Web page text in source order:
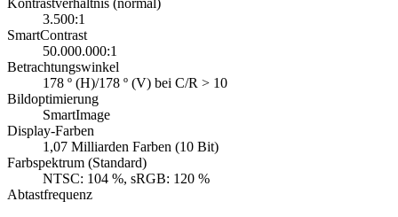
3.500:1
SmartContrast
50.000.000:1
Betrachtungswinkel
178 º (H)/178 º (V) bei C/R > 10
Bildoptimierung
SmartImage
Display-Farben
1,07 Milliarden Farben (10 Bit)
Farbspektrum (Standard)
NTSC: 104 %, sRGB: 120 %
Abtastfrequenz